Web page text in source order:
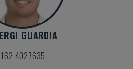
GUARDIA
4027635